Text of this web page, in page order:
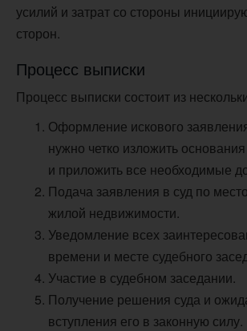
усилий и затрат со стороны
сторон.
Процесс выписки
Процесс выписки состоит из
Оформление искового
нужно четко изложить
и приложить все необходимые
Подача заявления в суд по
жилой недвижимости.
Уведомление всех
времени и месте судебного
Участие в судебном заседании.
Получение решения суда и
вступления его в законную силу.